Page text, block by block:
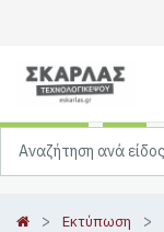
Εκτύπωση